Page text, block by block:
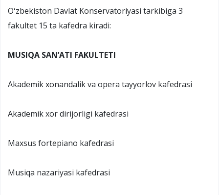
Oʻzbekiston Davlat Konservatoriyasi tarkibiga 3
fakultet 15 ta kafedra kiradi:
MUSIQA SAN’ATI FAKULTETI
Akademik xonandalik va opera tayyorlov kafedrasi
Akademik xor dirijorligi kafedrasi
Maxsus fortepiano kafedrasi
Musiqa nazariyasi kafedrasi